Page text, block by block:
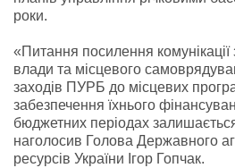
роки.
«Питання посилення
влади та місцевого
заходів ПУРБ до місцевих
забезпечення їхнього
бюджетних періодах
наголосив Голова Державного
ресурсів України Ігор Гопчак.